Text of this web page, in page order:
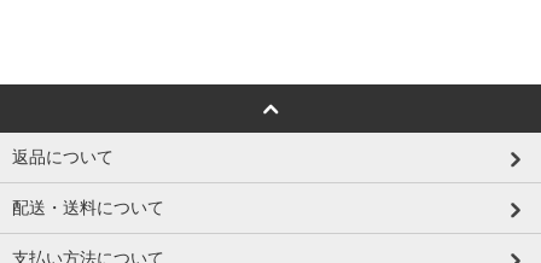
返品について
配送・送料について
支払い方法について